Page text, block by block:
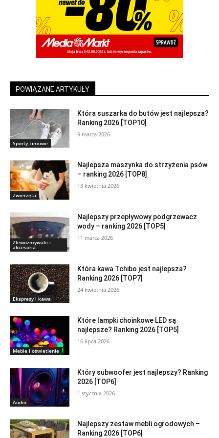
POWIĄZANE ARTYKUŁY
Sporty zimowe
Która suszarka do butów jest najlepsza?
Ranking 2026 [TOP10]
9 marca 2026
Zwierzęta
Najlepsza maszynka do strzyżenia psów
– ranking 2026 [TOP8]
13 kwietnia 2026
Zlewozmywaki i
akcesoria
Najlepszy przepływowy podgrzewacz
wody – ranking 2026 [TOP5]
11 marca 2026
Ekspresy i kawa
Która kawa Tchibo jest najlepsza?
Ranking 2026 [TOP7]
24 kwietnia 2026
Meble i oświetlenie
Które lampki choinkowe LED są
najlepsze? Ranking 2026 [TOP5]
16 lipca 2026
Audio
Który subwoofer jest najlepszy? Ranking
2026 [TOP6]
1 stycznia 2026
Najlepszy zestaw mebli ogrodowych –
Ranking 2026 [TOP6]